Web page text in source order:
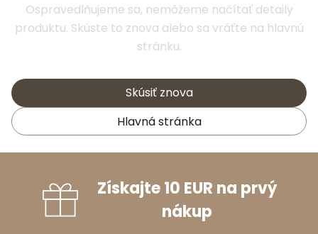
Ospravedlňujeme sa, nemôžeme načítať detaily
produktu. Skúste to znova alebo sa vráťte na hlavnú
stránku.
Skúsiť znova
Hlavná stránka
Získajte 10 EUR na prvý
nákup